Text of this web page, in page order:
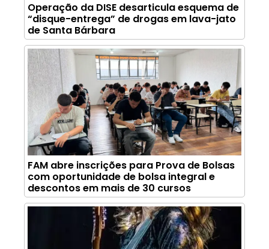
Operação da DISE desarticula esquema de
“disque-entrega” de drogas em lava-jato
de Santa Bárbara
FAM abre inscrições para Prova de Bolsas
com oportunidade de bolsa integral e
descontos em mais de 30 cursos